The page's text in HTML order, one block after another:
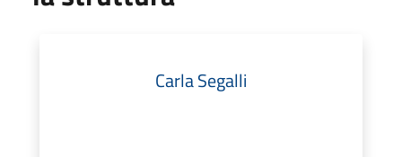
Carla Segalli